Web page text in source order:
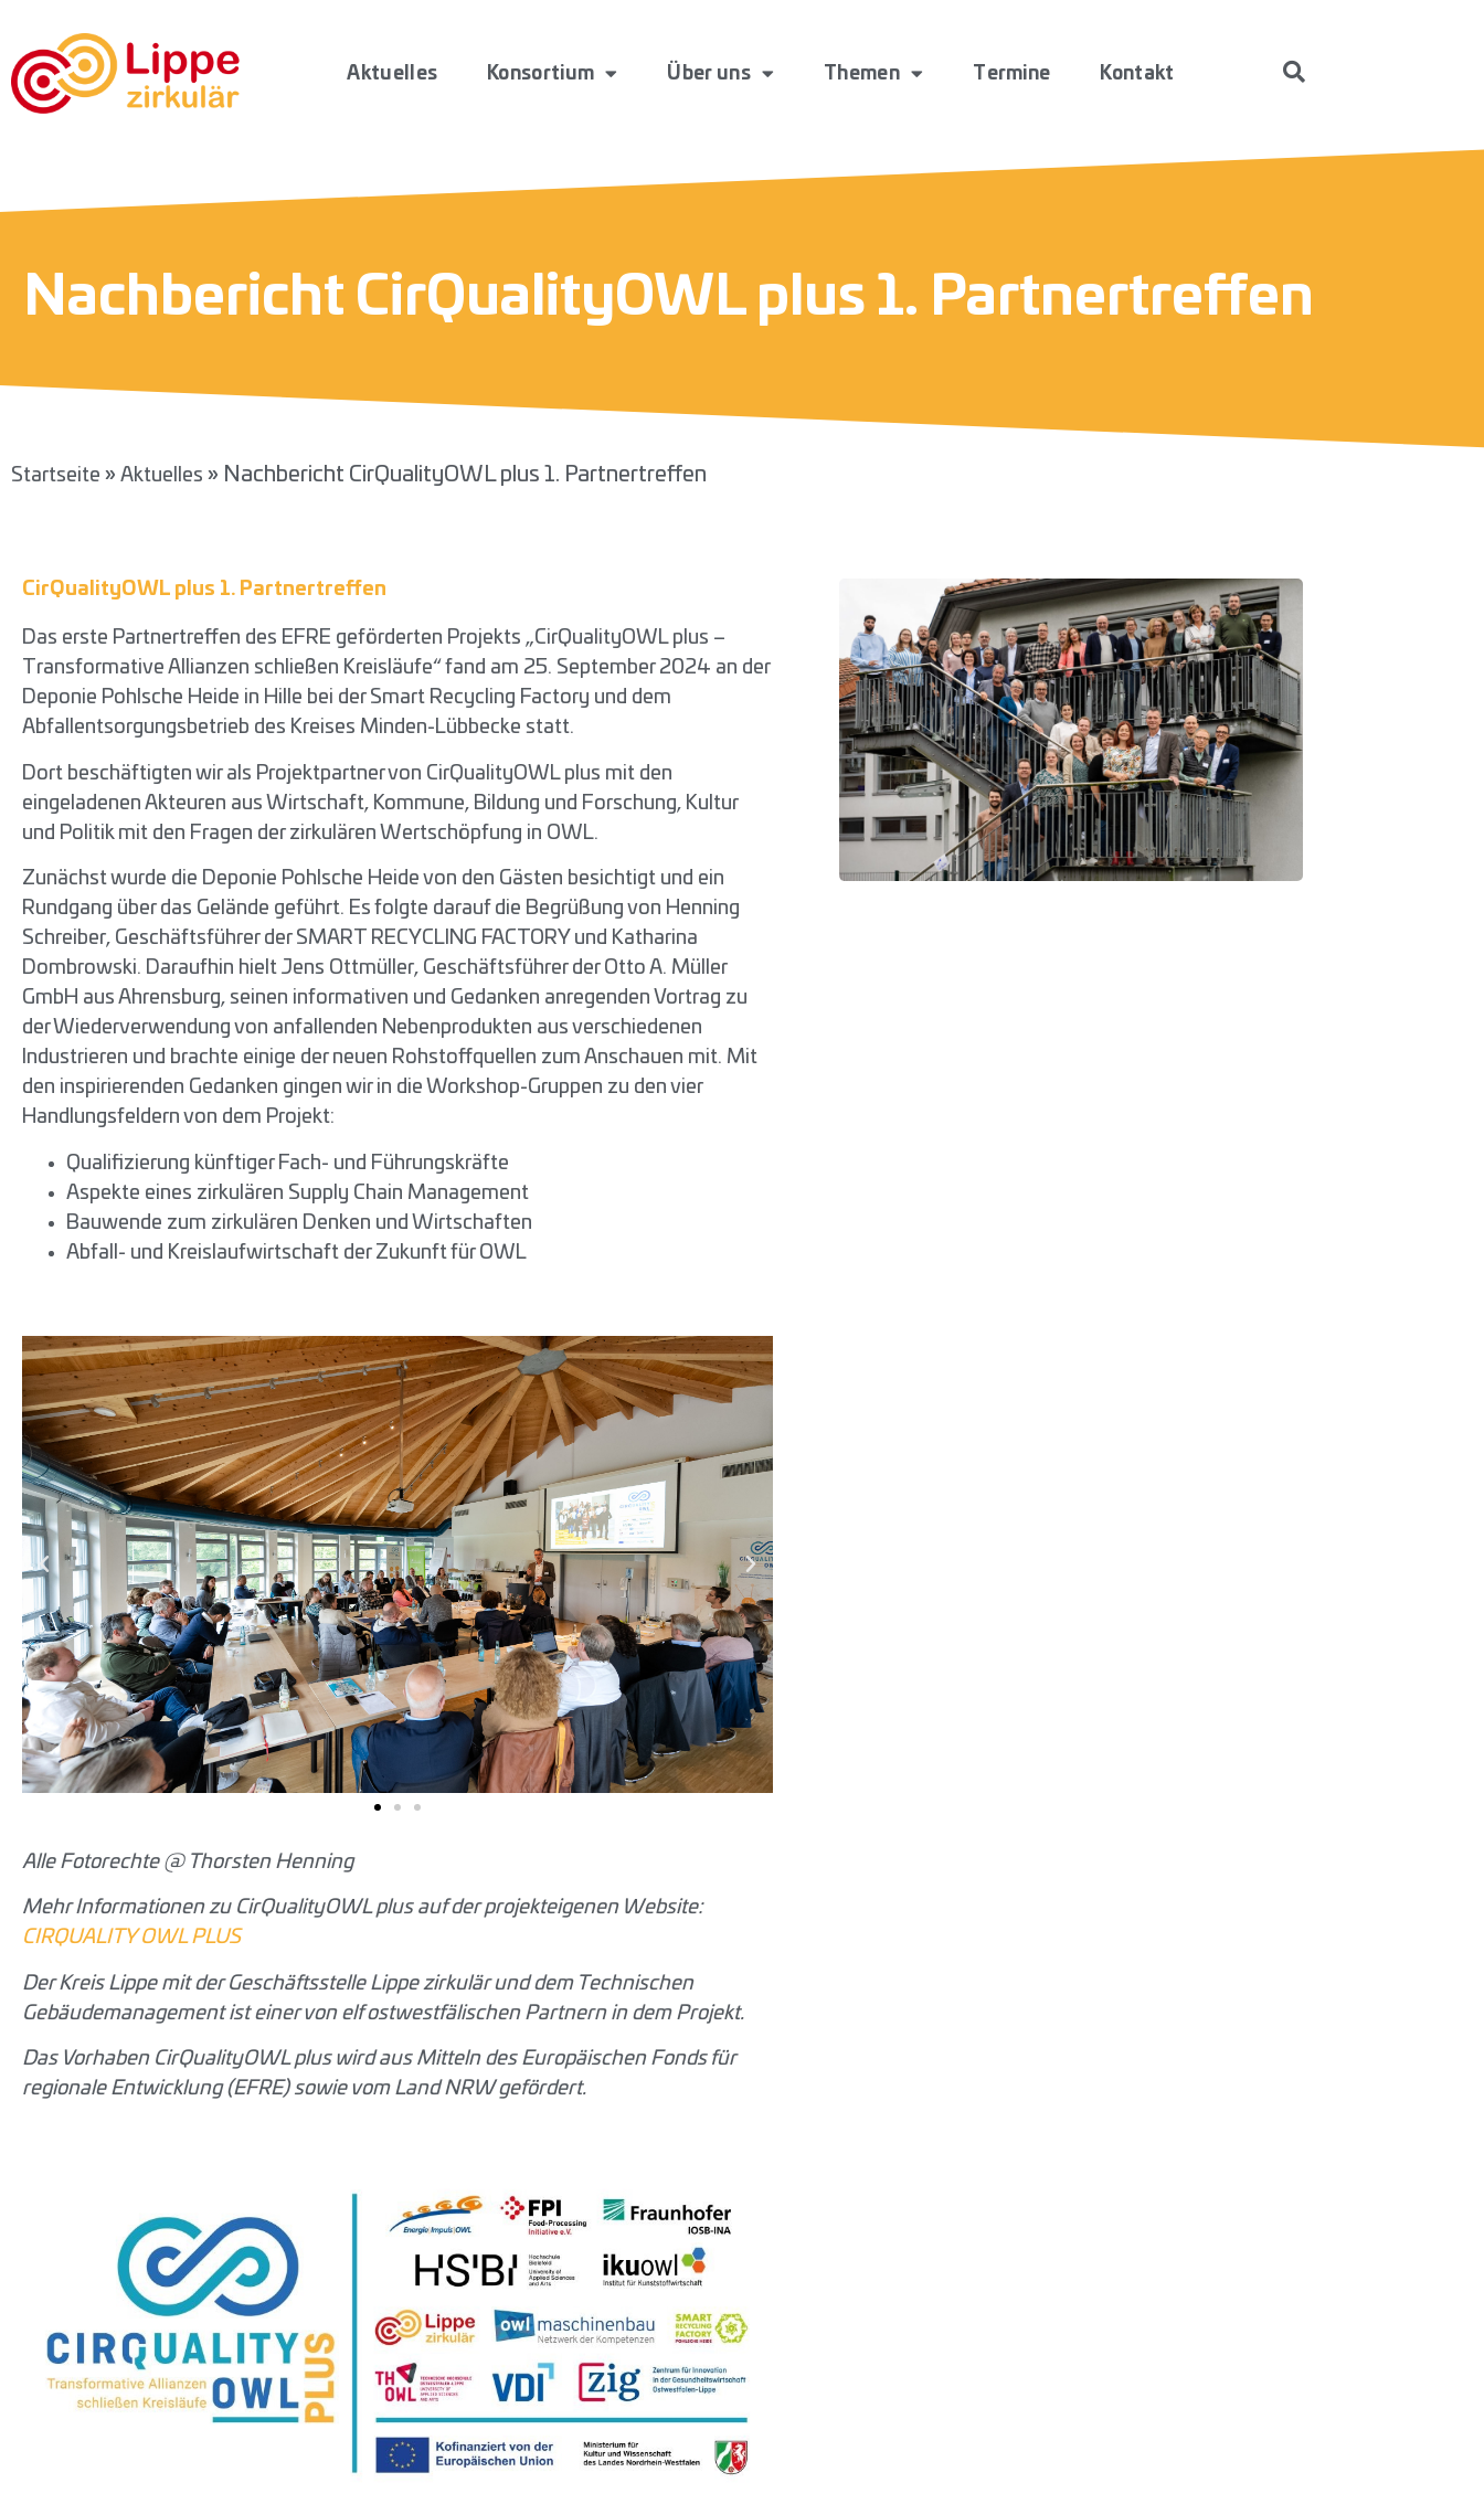
Aktuelles Konsortium Über uns Themen Termine Kontakt
Nachbericht CirQualityOWL plus 1. Partnertreffen
Startseite » Aktuelles » Nachbericht CirQualityOWL plus 1. Partnertreffen
CirQualityOWL plus 1. Partnertreffen
Das erste Partnertreffen des EFRE geförderten Projekts „CirQualityOWL plus –
Transformative Allianzen schließen Kreisläufe“ fand am 25. September 2024 an der
Deponie Pohlsche Heide in Hille bei der Smart Recycling Factory und dem
Abfallentsorgungsbetrieb des Kreises Minden-Lübbecke statt.
Dort beschäftigten wir als Projektpartner von CirQualityOWL plus mit den
eingeladenen Akteuren aus Wirtschaft, Kommune, Bildung und Forschung, Kultur
und Politik mit den Fragen der zirkulären Wertschöpfung in OWL.
Zunächst wurde die Deponie Pohlsche Heide von den Gästen besichtigt und ein
Rundgang über das Gelände geführt. Es folgte darauf die Begrüßung von Henning
Schreiber, Geschäftsführer der SMART RECYCLING FACTORY und Katharina
Dombrowski. Daraufhin hielt Jens Ottmüller, Geschäftsführer der Otto A. Müller
GmbH aus Ahrensburg, seinen informativen und Gedanken anregenden Vortrag zu
der Wiederverwendung von anfallenden Nebenprodukten aus verschiedenen
Industrieren und brachte einige der neuen Rohstoffquellen zum Anschauen mit. Mit
den inspirierenden Gedanken gingen wir in die Workshop-Gruppen zu den vier
Handlungsfeldern von dem Projekt:
Qualifizierung künftiger Fach- und Führungskräfte
Aspekte eines zirkulären Supply Chain Management
Bauwende zum zirkulären Denken und Wirtschaften
Abfall- und Kreislaufwirtschaft der Zukunft für OWL
Alle Fotorechte @ Thorsten Henning
Mehr Informationen zu CirQualityOWL plus auf der projekteigenen Website:
CIRQUALITY OWL PLUS
Der Kreis Lippe mit der Geschäftsstelle Lippe zirkulär und dem Technischen
Gebäudemanagement ist einer von elf ostwestfälischen Partnern in dem Projekt.
Das Vorhaben CirQualityOWL plus wird aus Mitteln des Europäischen Fonds für
regionale Entwicklung (EFRE) sowie vom Land NRW gefördert.